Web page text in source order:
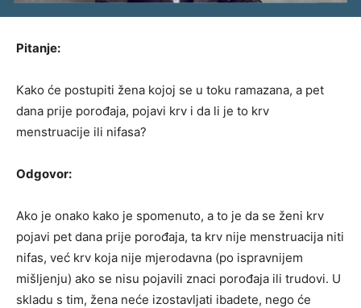
Pitanje:
Kako će postupiti žena kojoj se u toku ramazana, a pet
dana prije porođaja, pojavi krv i da li je to krv
menstruacije ili nifasa?
Odgovor:
Ako je onako kako je spomenuto, a to je da se ženi krv
pojavi pet dana prije porođaja, ta krv nije menstruacija niti
nifas, već krv koja nije mjerodavna (po ispravnijem
mišljenju) ako se nisu pojavili znaci porođaja ili trudovi. U
skladu s tim, žena neće izostavljati ibadete, nego će